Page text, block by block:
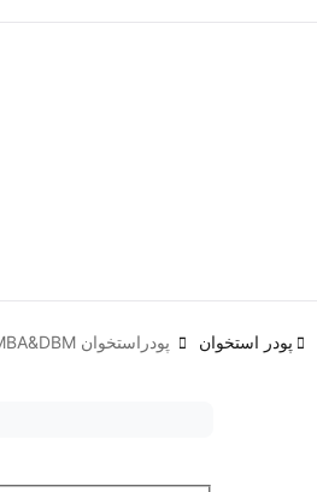
پودر استخوان پودراستخوان ITP&Regen _ MBA&DBM